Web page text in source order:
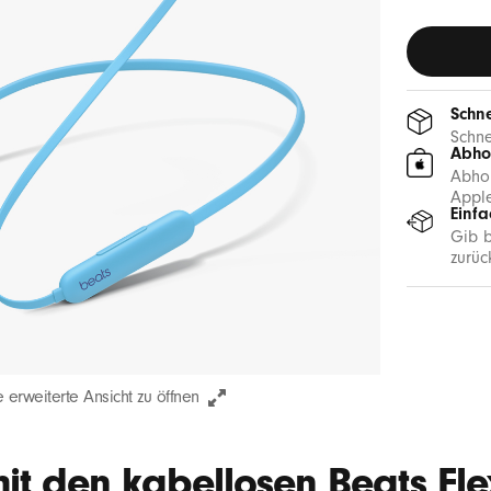
erweiterte Ansicht zu öffnen
Gib